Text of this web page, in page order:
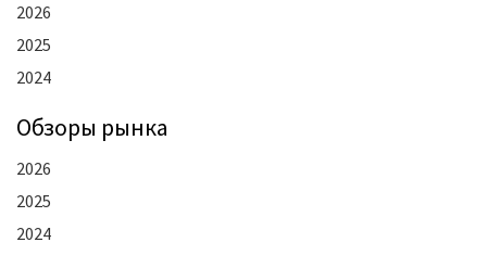
2026
2025
2024
Oбзоры рынка
2026
2025
2024